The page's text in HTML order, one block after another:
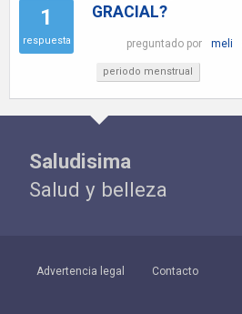
1
respuesta
GRACIAL?
preguntado por meli
periodo menstrual
Saludisima
Salud y belleza
Advertencia legal Contacto